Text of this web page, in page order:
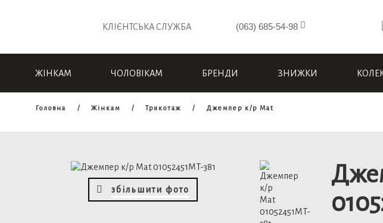
КЛІЄНТСЬКА СЛУЖБА (063) 685-54-98
ЖІНКАМ ЧОЛОВІКАМ БРЕНДИ ЗНИЖКИ
Головна Жінкам Трикотаж Джемпер к/р Mat
збільшити фото